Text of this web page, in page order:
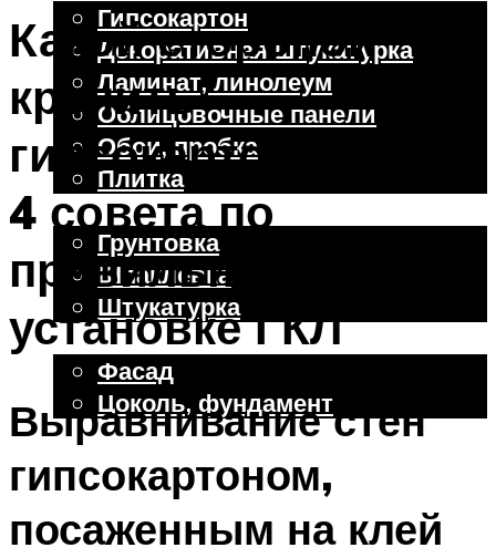
Гипсокартон
Декоративная штукатурка
Ламинат, линолеум
Облицовочные панели
Обои, пробка
Плитка
Отделочные работы
Грунтовка
Шпаклевка
Штукатурка
Внешняя отделка
Фасад
Цоколь, фундамент
Меню
Какой стороной
крепить
гипсокартон к стене:
4 совета по
правильной
установке ГКЛ
Выравнивание стен
гипсокартоном,
посаженным на клей